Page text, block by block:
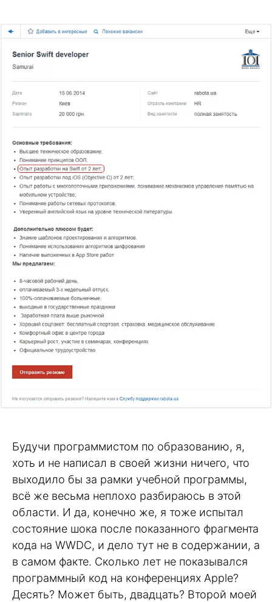
Будучи программистом по образованию, я,
хоть и не написал в своей жизни ничего, что
выходило бы за рамки учебной программы,
всё же весьма неплохо разбираюсь в этой
области. И да, конечно же, я тоже испытал
состояние шока после показанного фрагмента
кода на WWDC, и дело тут не в содержании, а
в самом факте. Сколько лет не показывался
программный код на конференциях Apple?
Десять? Может быть, двадцать? Второй моей